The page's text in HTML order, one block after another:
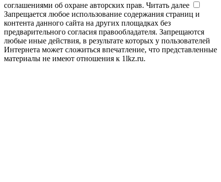
соглашениями об охране авторских прав. Читать далее
Запрещается любое использование содержания страниц и
контента данного сайта на других площадках без
предварительного согласия правообладателя. Запрещаются
любые иные действия, в результате которых у пользователей
Интернета может сложиться впечатление, что представленные
материалы не имеют отношения к 1lkz.ru.